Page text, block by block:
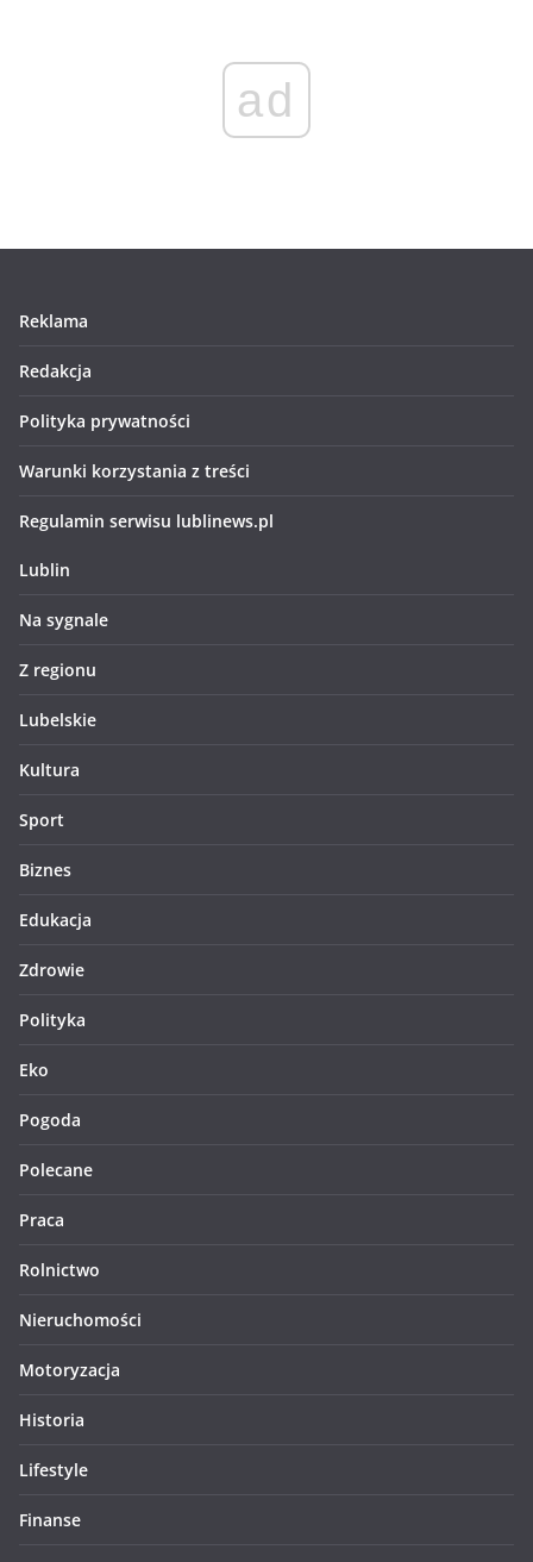
ad
Reklama
Redakcja
Polityka prywatności
Warunki korzystania z treści
Regulamin serwisu lublinews.pl
Lublin
Na sygnale
Z regionu
Lubelskie
Kultura
Sport
Biznes
Edukacja
Zdrowie
Polityka
Eko
Pogoda
Polecane
Praca
Rolnictwo
Nieruchomości
Motoryzacja
Historia
Lifestyle
Finanse